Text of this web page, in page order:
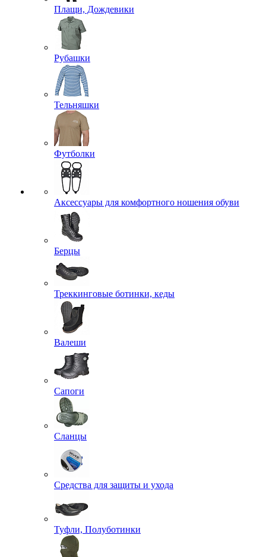
Плащи, Дождевики
Рубашки
Тельняшки
Футболки
Аксессуары для комфортного ношения обуви
Берцы
Треккинговые ботинки, кеды
Валеши
Сапоги
Сланцы
Средства для защиты и ухода
Туфли, Полуботинки